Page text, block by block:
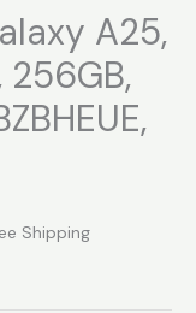
A25,
256GB,
Shipping